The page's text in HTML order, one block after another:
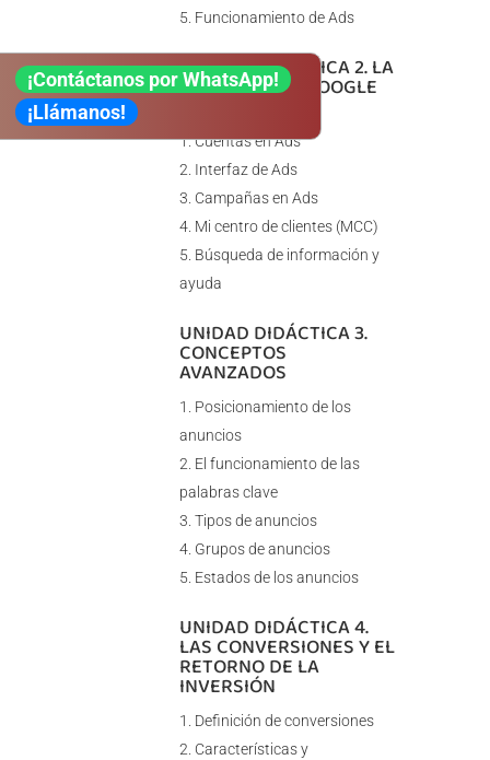
Funcionamiento de Ads
UNIDAD DIDÁCTICA 2. LA
GESTIÓN CON GOOGLE
Cuentas en Ads
Interfaz de Ads
Campañas en Ads
Mi centro de clientes (MCC)
Búsqueda de información y
ayuda
UNIDAD DIDÁCTICA 3.
CONCEPTOS
AVANZADOS
Posicionamiento de los
anuncios
El funcionamiento de las
palabras clave
Tipos de anuncios
Grupos de anuncios
Estados de los anuncios
UNIDAD DIDÁCTICA 4.
LAS CONVERSIONES Y EL
RETORNO DE LA
INVERSIÓN
Definición de conversiones
Características y
¡Contáctanos por WhatsApp!
¡Llámanos!